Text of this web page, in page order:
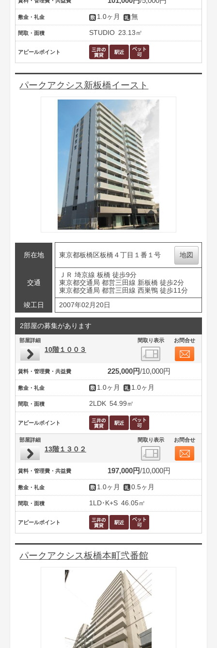
敷金・礼金 1.0ヶ月 無
間取・面積 STUDIO 23.13㎡
アピールポイント
パークアクシス新板橋イースト
所在地 東京都板橋区板橋４丁目１番１号 地図
交通
ＪＲ 埼京線 板橋 徒歩9分
東京都交通局 都営三田線 新板橋 徒歩2分
東京都交通局 都営三田線 西巣鴨 徒歩11分
竣工日
2007年02月20日
2部屋の募集があります
部屋詳細 間取り表示 お問合せ
10階１００３
賃料・管理費・共益費 225,000円 10,000円
敷金・礼金 1.0ヶ月 1.0ヶ月
間取・面積 2LDK 54.99㎡
アピールポイント
部屋詳細 間取り表示 お問合せ
13階１３０２
賃料・管理費・共益費 197,000円 10,000円
敷金・礼金 1.0ヶ月 0.5ヶ月
間取・面積 1LD･K+S 46.05㎡
アピールポイント
パークアクシス板橋本町弐番館